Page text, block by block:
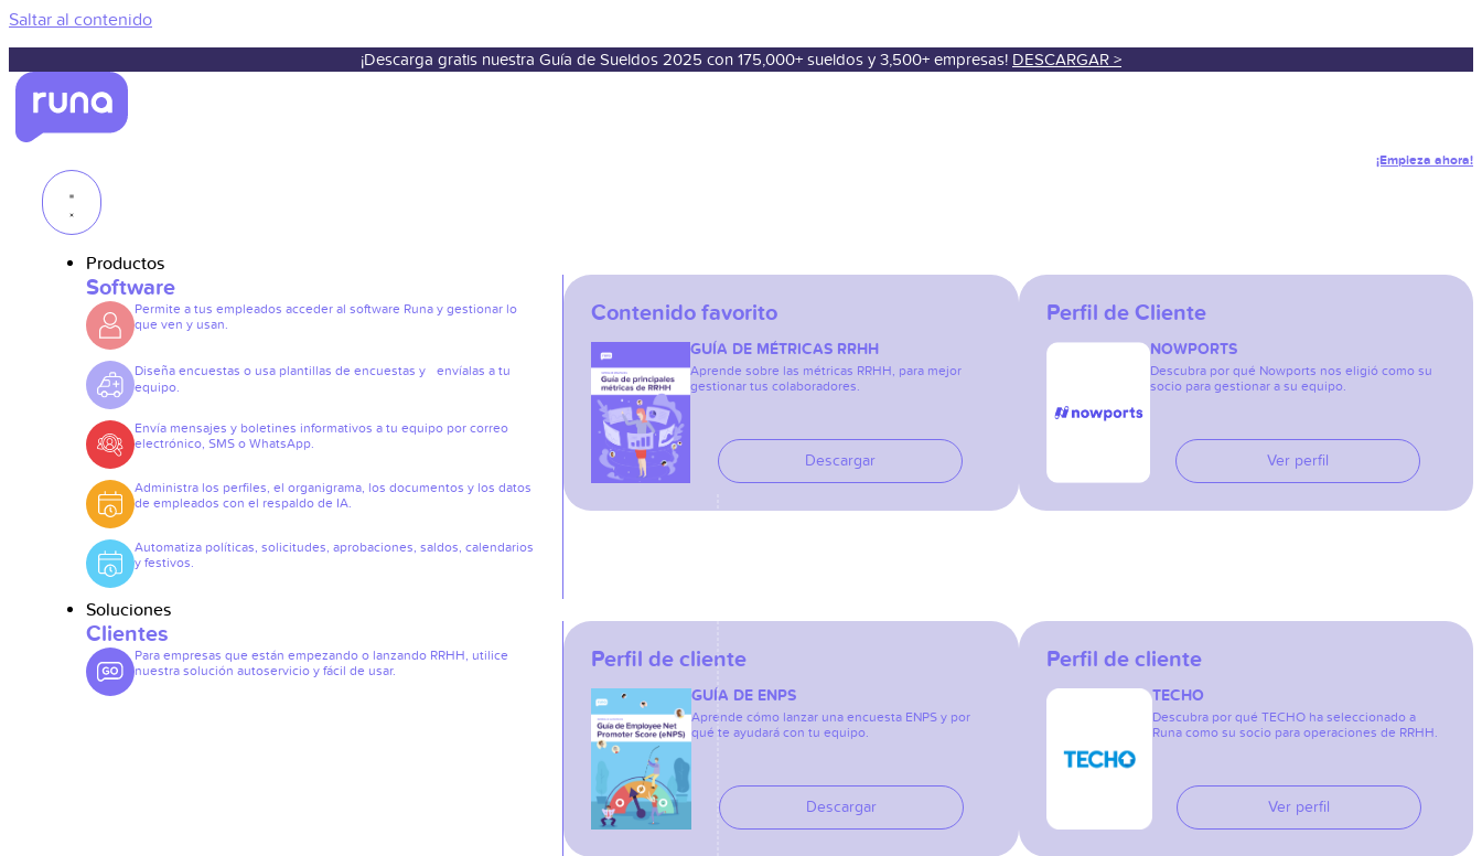
Saltar al contenido
¡Descarga gratis nuestra Guía de Sueldos 2025 con 175,000+ sueldos y 3,500+ empresas! DESCARGAR >
¡Empieza ahora!
Productos
Software
Permite a tus empleados acceder al software Runa y gestionar lo
que ven y usan.
Diseña encuestas o usa plantillas de encuestas y envíalas a tu
equipo.
Envía mensajes y boletines informativos a tu equipo por correo
electrónico, SMS o WhatsApp.
Administra los perfiles, el organigrama, los documentos y los datos
de empleados con el respaldo de IA.
Automatiza políticas, solicitudes, aprobaciones, saldos, calendarios
y festivos.
Contenido favorito
GUÍA DE MÉTRICAS RRHH
Aprende sobre las métricas RRHH, para mejor
gestionar tus colaboradores.
Descargar
Perfil de Cliente
NOWPORTS
Descubra por qué Nowports nos eligió como su
socio para gestionar a su equipo.
Ver perfil
Soluciones
Clientes
Para empresas que están empezando o lanzando RRHH, utilice
nuestra solución autoservicio y fácil de usar.
Perfil de cliente
GUÍA DE ENPS
Aprende cómo lanzar una encuesta ENPS y por
qué te ayudará con tu equipo.
Descargar
Perfil de cliente
TECHO
Descubra por qué TECHO ha seleccionado a
Runa como su socio para operaciones de RRHH.
Ver perfil